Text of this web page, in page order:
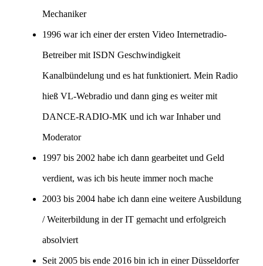
Mechaniker
1996 war ich einer der ersten Video Internetradio-
Betreiber mit ISDN Geschwindigkeit
Kanalbündelung und es hat funktioniert. Mein Radio
hieß VL-Webradio und dann ging es weiter mit
DANCE-RADIO-MK und ich war Inhaber und
Moderator
1997 bis 2002 habe ich dann gearbeitet und Geld
verdient, was ich bis heute immer noch mache
2003 bis 2004 habe ich dann eine weitere Ausbildung
/ Weiterbildung in der IT gemacht und erfolgreich
absolviert
Seit 2005 bis ende 2016 bin ich in einer Düsseldorfer